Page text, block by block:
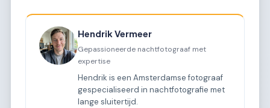
Hendrik Vermeer
Gepassioneerde nachtfotograaf met
expertise
Hendrik is een Amsterdamse fotograaf
gespecialiseerd in nachtfotografie met
lange sluitertijd.